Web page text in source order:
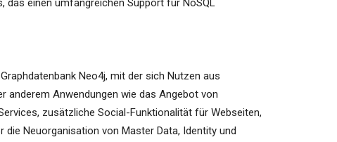
das einen umfangreichen Support für NoSQL
Neo4j, mit der sich Nutzen aus
anderem Anwendungen wie das Angebot von
zusätzliche Social-Funktionalität für Webseiten,
Neuorganisation von Master Data, Identity und